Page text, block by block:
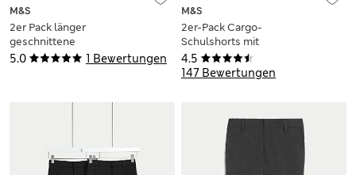
5.0 1 Bewertungen
M&S
2er Pack länger
geschnittene
Schulhose für
4.5
147 Bewertungen
M&S
2er-Pack Cargo-
Schulshorts mit
weiter Taille für
Jungen (4–14 Jahre)